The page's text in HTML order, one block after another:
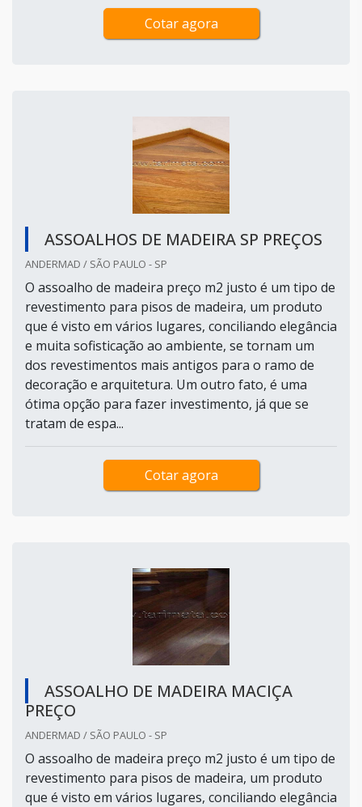
Cotar agora
ASSOALHOS DE MADEIRA SP PREÇOS
ANDERMAD / SÃO PAULO - SP
O assoalho de madeira preço m2 justo é um tipo de
revestimento para pisos de madeira, um produto
que é visto em vários lugares, conciliando elegância
e muita sofisticação ao ambiente, se tornam um
dos revestimentos mais antigos para o ramo de
decoração e arquitetura. Um outro fato, é uma
ótima opção para fazer investimento, já que se
tratam de espa...
Cotar agora
ASSOALHO DE MADEIRA MACIÇA
PREÇO
ANDERMAD / SÃO PAULO - SP
O assoalho de madeira preço m2 justo é um tipo de
revestimento para pisos de madeira, um produto
que é visto em vários lugares, conciliando elegância